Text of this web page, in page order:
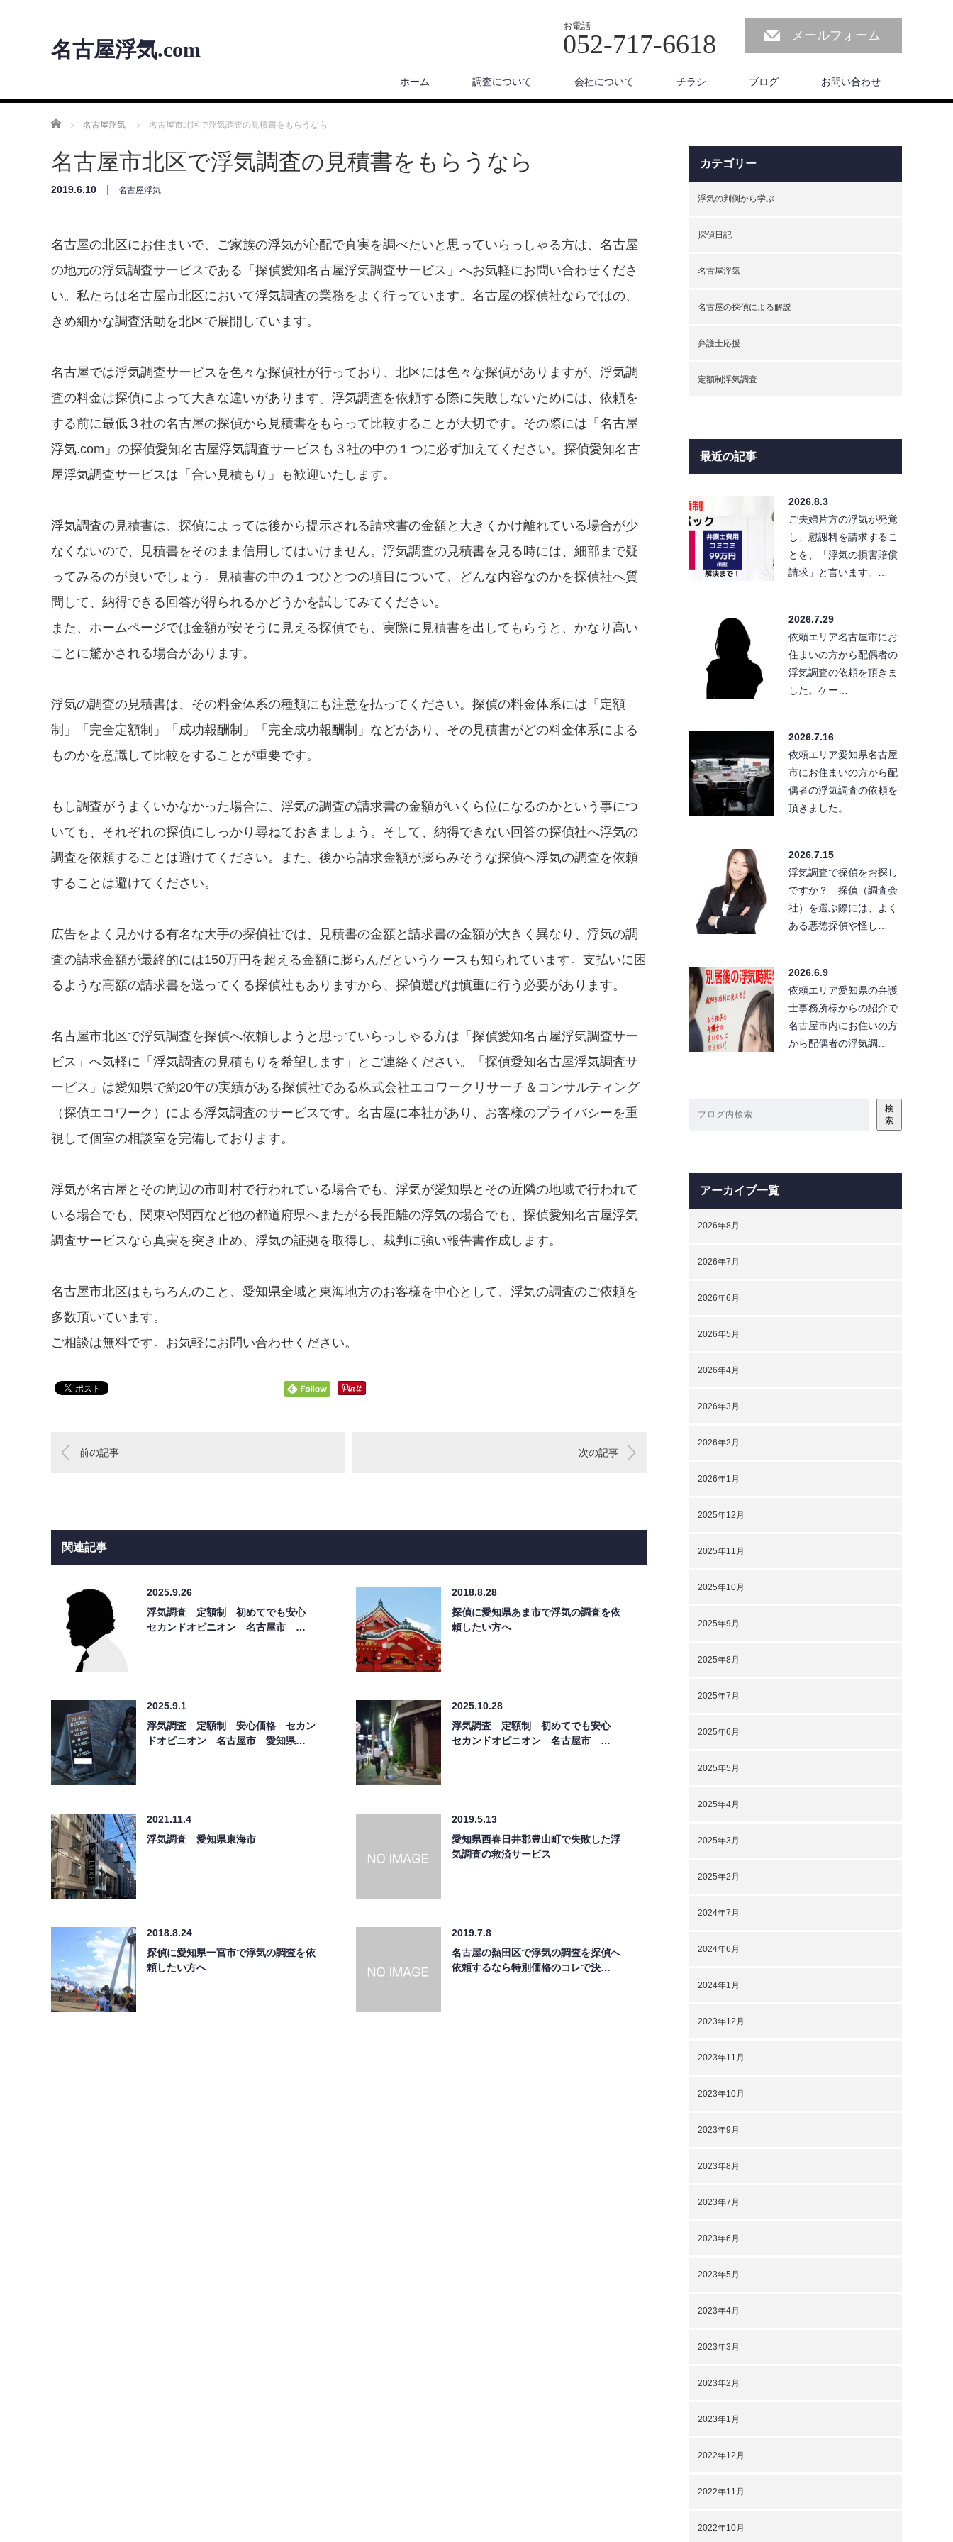
名古屋浮気.com
お電話
052-717-6618 メールフォーム
ホーム 調査について 会社について チラシ ブログ お問い合わせ
ホーム 名古屋浮気 名古屋市北区で浮気調査の見積書をもらうなら
名古屋市北区で浮気調査の見積書をもらうなら
2019.6.10 名古屋浮気
名古屋の北区にお住まいで、ご家族の浮気が心配で真実を調べたいと思っていらっしゃる方は、名古屋
の地元の浮気調査サービスである「探偵愛知名古屋浮気調査サービス」へお気軽にお問い合わせくださ
い。私たちは名古屋市北区において浮気調査の業務をよく行っています。名古屋の探偵社ならではの、
きめ細かな調査活動を北区で展開しています。
名古屋では浮気調査サービスを色々な探偵社が行っており、北区には色々な探偵がありますが、浮気調
査の料金は探偵によって大きな違いがあります。浮気調査を依頼する際に失敗しないためには、依頼を
する前に最低３社の名古屋の探偵から見積書をもらって比較することが大切です。その際には「名古屋
浮気.com」の探偵愛知名古屋浮気調査サービスも３社の中の１つに必ず加えてください。探偵愛知名古
屋浮気調査サービスは「合い見積もり」も歓迎いたします。
浮気調査の見積書は、探偵によっては後から提示される請求書の金額と大きくかけ離れている場合が少
なくないので、見積書をそのまま信用してはいけません。浮気調査の見積書を見る時には、細部まで疑
ってみるのが良いでしょう。見積書の中の１つひとつの項目について、どんな内容なのかを探偵社へ質
問して、納得できる回答が得られるかどうかを試してみてください。
また、ホームページでは金額が安そうに見える探偵でも、実際に見積書を出してもらうと、かなり高い
ことに驚かされる場合があります。
浮気の調査の見積書は、その料金体系の種類にも注意を払ってください。探偵の料金体系には「定額
制」「完全定額制」「成功報酬制」「完全成功報酬制」などがあり、その見積書がどの料金体系による
ものかを意識して比較をすることが重要です。
もし調査がうまくいかなかった場合に、浮気の調査の請求書の金額がいくら位になるのかという事につ
いても、それぞれの探偵にしっかり尋ねておきましょう。そして、納得できない回答の探偵社へ浮気の
調査を依頼することは避けてください。また、後から請求金額が膨らみそうな探偵へ浮気の調査を依頼
することは避けてください。
広告をよく見かける有名な大手の探偵社では、見積書の金額と請求書の金額が大きく異なり、浮気の調
査の請求金額が最終的には150万円を超える金額に膨らんだというケースも知られています。支払いに困
るような高額の請求書を送ってくる探偵社もありますから、探偵選びは慎重に行う必要があります。
名古屋市北区で浮気調査を探偵へ依頼しようと思っていらっしゃる方は「探偵愛知名古屋浮気調査サー
ビス」へ気軽に「浮気調査の見積もりを希望します」とご連絡ください。「探偵愛知名古屋浮気調査サ
ービス」は愛知県で約20年の実績がある探偵社である株式会社エコワークリサーチ＆コンサルティング
（探偵エコワーク）による浮気調査のサービスです。名古屋に本社があり、お客様のプライバシーを重
視して個室の相談室を完備しております。
浮気が名古屋とその周辺の市町村で行われている場合でも、浮気が愛知県とその近隣の地域で行われて
いる場合でも、関東や関西など他の都道府県へまたがる長距離の浮気の場合でも、探偵愛知名古屋浮気
調査サービスなら真実を突き止め、浮気の証拠を取得し、裁判に強い報告書作成します。
名古屋市北区はもちろんのこと、愛知県全域と東海地方のお客様を中心として、浮気の調査のご依頼を
多数頂いています。
ご相談は無料です。お気軽にお問い合わせください。
前の記事 次の記事
関連記事
2025.9.26
浮気調査 定額制 初めてでも安心
セカンドオピニオン 名古屋市 …
2018.8.28
探偵に愛知県あま市で浮気の調査を依
頼したい方へ
2025.9.1
浮気調査 定額制 安心価格 セカン
ドオピニオン 名古屋市 愛知県…
2025.10.28
浮気調査 定額制 初めてでも安心
セカンドオピニオン 名古屋市 …
2021.11.4
浮気調査 愛知県東海市
2019.5.13
愛知県西春日井郡豊山町で失敗した浮
気調査の救済サービス
2018.8.24
探偵に愛知県一宮市で浮気の調査を依
頼したい方へ
2019.7.8
名古屋の熱田区で浮気の調査を探偵へ
依頼するなら特別価格のコレで決…
カテゴリー
浮気の判例から学ぶ
探偵日記
名古屋浮気
名古屋の探偵による解説
弁護士応援
定額制浮気調査
最近の記事
2026.8.3
ご夫婦片方の浮気が発覚
し、慰謝料を請求するこ
とを、「浮気の損害賠償
請求」と言います。…
2026.7.29
依頼エリア名古屋市にお
住まいの方から配偶者の
浮気調査の依頼を頂きま
した。ケー…
2026.7.16
依頼エリア愛知県名古屋
市にお住まいの方から配
偶者の浮気調査の依頼を
頂きました。…
2026.7.15
浮気調査で探偵をお探し
ですか？ 探偵（調査会
社）を選ぶ際には、よく
ある悪徳探偵や怪し…
2026.6.9
依頼エリア愛知県の弁護
士事務所様からの紹介で
名古屋市内にお住いの方
から配偶者の浮気調…
検
索
アーカイブ一覧
2026年8月
2026年7月
2026年6月
2026年5月
2026年4月
2026年3月
2026年2月
2026年1月
2025年12月
2025年11月
2025年10月
2025年9月
2025年8月
2025年7月
2025年6月
2025年5月
2025年4月
2025年3月
2025年2月
2024年7月
2024年6月
2024年1月
2023年12月
2023年11月
2023年10月
2023年9月
2023年8月
2023年7月
2023年6月
2023年5月
2023年4月
2023年3月
2023年2月
2023年1月
2022年12月
2022年11月
2022年10月